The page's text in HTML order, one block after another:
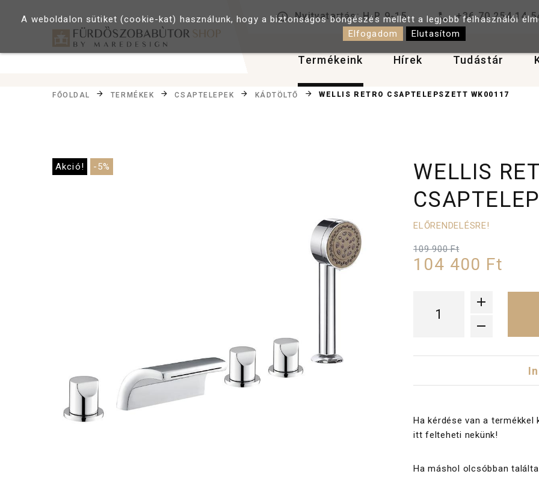
Nyitvatartás: H-P 9-15 +36 70 254 14
Termékeink Hírek Tudástár
FŐOLDAL TERMÉKEK CSAPTELEPEK KÁDTÖLTŐ WELLIS RETRO CSAPTELEPSZETT WK00117
Akció! -5%
WELLIS
ELŐRENDELÉSRE!
109 900 Ft
104 400 Ft
Ha kérdése van a termékkel
itt felteheti nekünk!
Ha máshol olcsóbban
A weboldalon sütiket (cookie-kat) használunk, hogy a biztonságos böngészés mellett a legjobb felhasználói
Elfogadom
Elutasítom